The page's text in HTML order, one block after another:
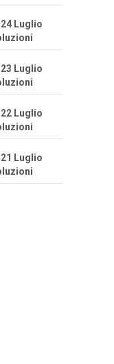
Luglio
Luglio
Luglio
Luglio